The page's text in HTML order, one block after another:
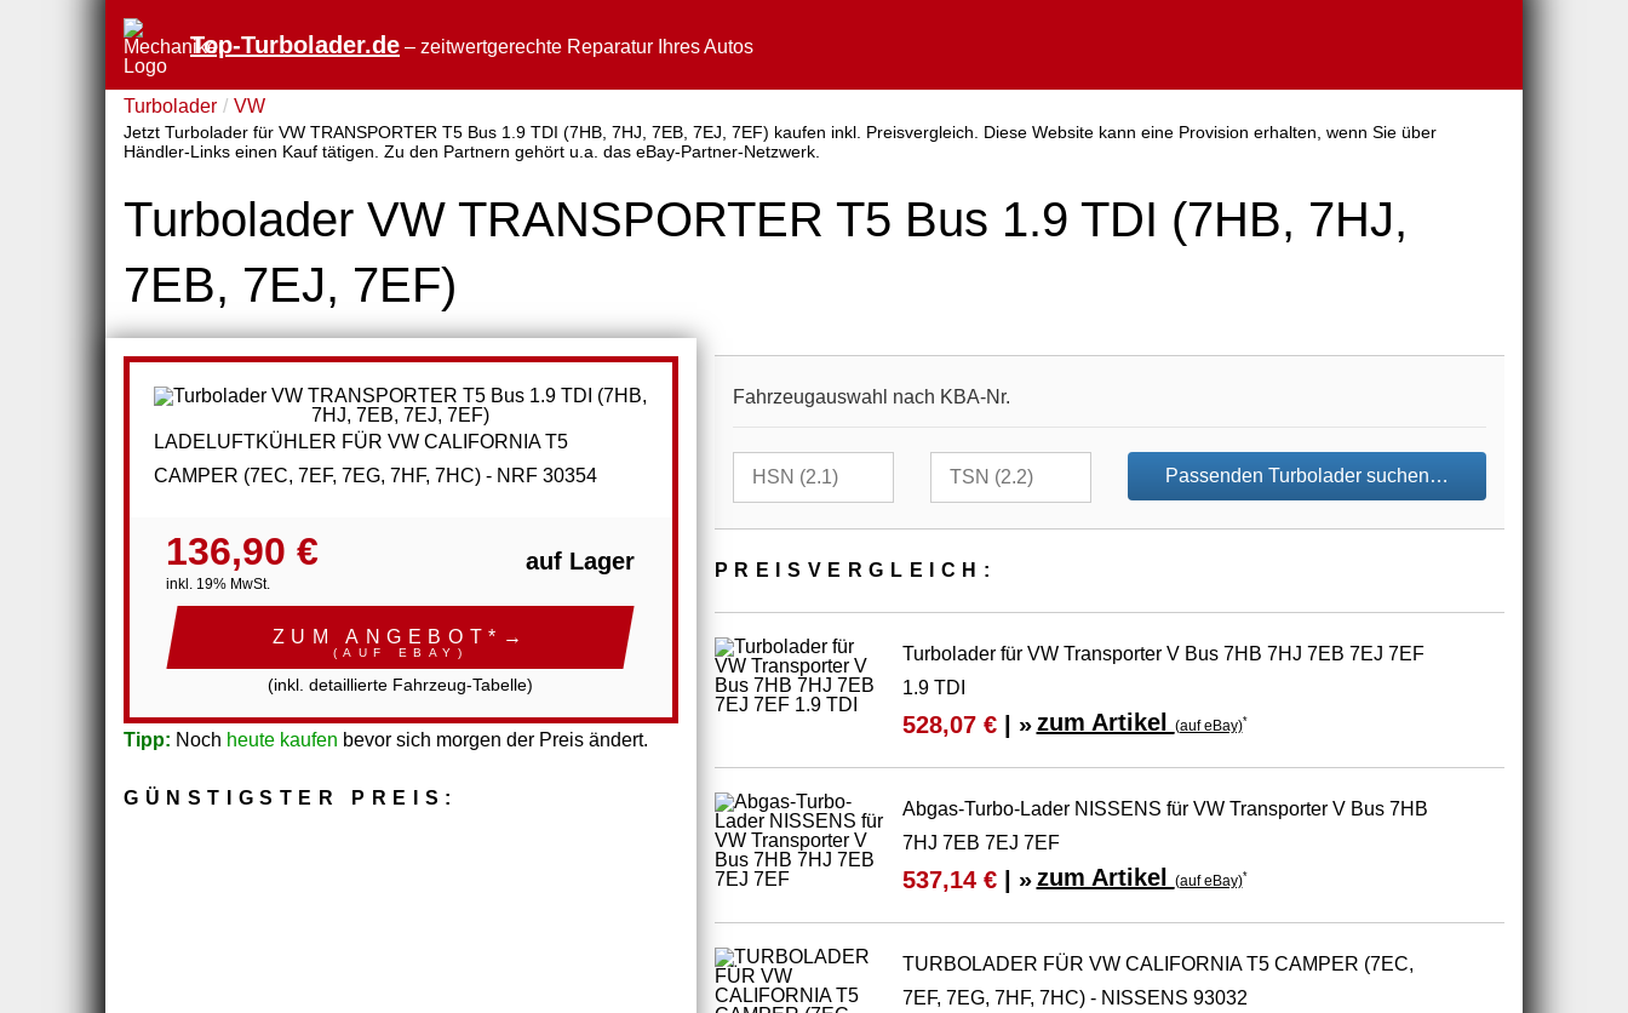
Top-Turbolader.de – zeitwertgerechte Reparatur Ihres Autos
Turbolader VW
Jetzt Turbolader für VW TRANSPORTER T5 Bus 1.9 TDI (7HB, 7HJ, 7EB, 7EJ, 7EF) kaufen inkl. Preisvergleich. Diese Website kann eine Provision erhalten, wenn Sie über
Händler-Links einen Kauf tätigen. Zu den Partnern gehört u.a. das eBay-Partner-Netzwerk.
Turbolader VW TRANSPORTER T5 Bus 1.9 TDI (7HB, 7HJ,
7EB, 7EJ, 7EF)
LADELUFTKÜHLER FÜR VW CALIFORNIA T5
CAMPER (7EC, 7EF, 7EG, 7HF, 7HC) - NRF 30354
136,90 €
inkl. 19% MwSt.
auf Lager
ZUM ANGEBOT*→
(AUF EBAY)
(inkl. detaillierte Fahrzeug-Tabelle)
Tipp: Noch heute kaufen bevor sich morgen der Preis ändert.
GÜNSTIGSTER PREIS:
Fahrzeugauswahl nach KBA-Nr.
Passenden Turbolader suchen…
PREIS­VER­GLEICH:
Turbolader für VW Transporter V Bus 7HB 7HJ 7EB 7EJ 7EF
1.9 TDI
528,07 €| » zum Artikel (auf eBay)*
Abgas-Turbo-Lader NISSENS für VW Transporter V Bus 7HB
7HJ 7EB 7EJ 7EF
537,14 €| » zum Artikel (auf eBay)*
TURBOLADER FÜR VW CALIFORNIA T5 CAMPER (7EC,
7EF, 7EG, 7HF, 7HC) - NISSENS 93032